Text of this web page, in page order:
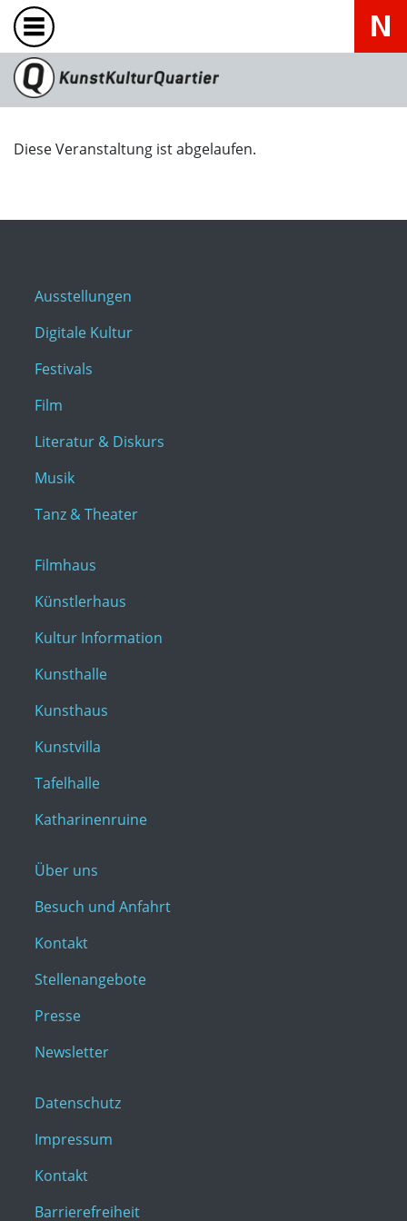
Diese Veranstaltung ist abgelaufen.
Ausstellungen
Digitale Kultur
Festivals
Film
Literatur & Diskurs
Musik
Tanz & Theater
Filmhaus
Künstlerhaus
Kultur Information
Kunsthalle
Kunsthaus
Kunstvilla
Tafelhalle
Katharinenruine
Über uns
Besuch und Anfahrt
Kontakt
Stellenangebote
Presse
Newsletter
Datenschutz
Impressum
Kontakt
Barrierefreiheit